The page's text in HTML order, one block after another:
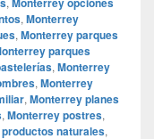
, Monterrey
, Monterrey parques
parques
, Monterrey
, Monterrey
, Monterrey planes
, Monterrey postres,
naturales,